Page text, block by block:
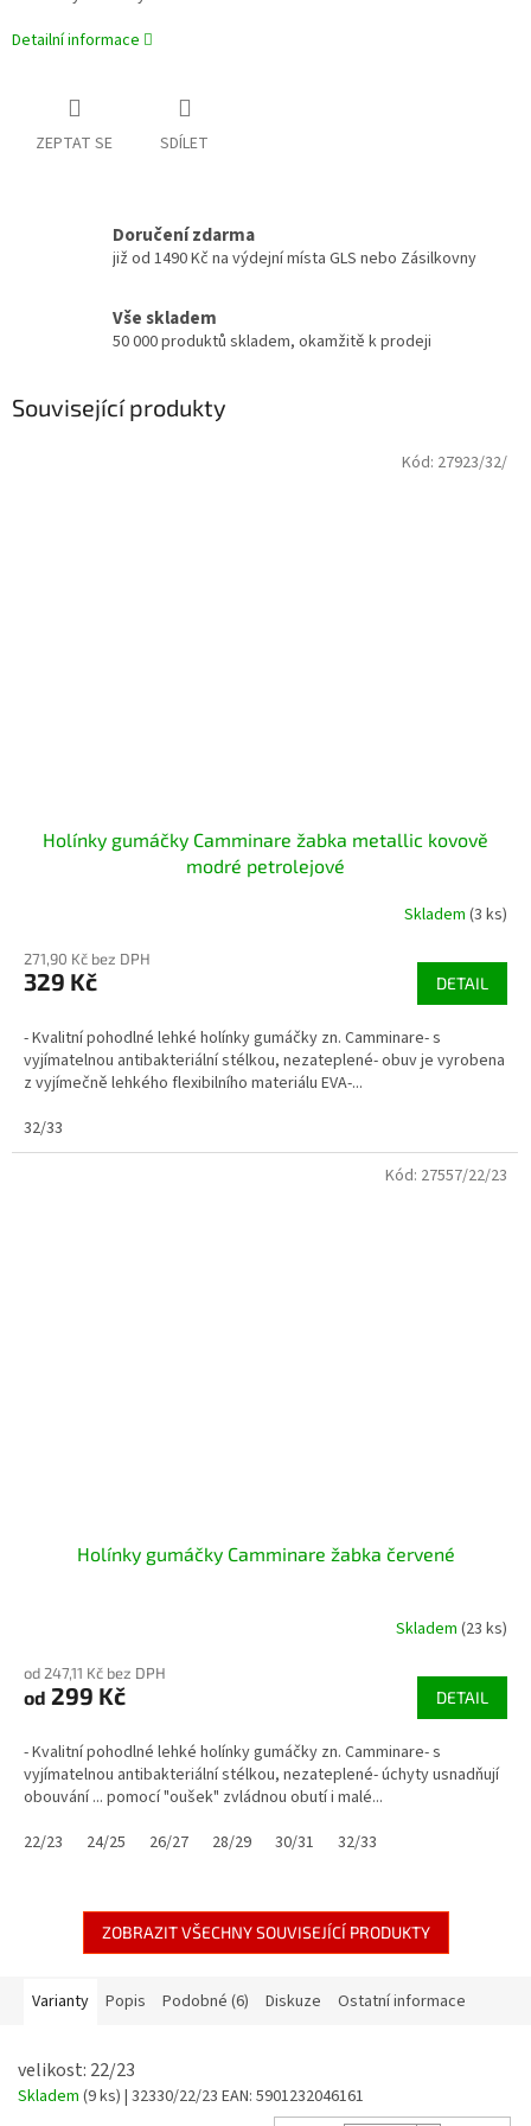
Detailní informace
ZEPTAT SE SDÍLET
Doručení zdarma
již od 1490 Kč na výdejní místa GLS nebo Zásilkovny
Vše skladem
50 000 produktů skladem, okamžitě k prodeji
Související produkty
Holínky gumáčky Camminare žabka metallic kovově
modré petrolejové
Skladem (3 ks)
271,90 Kč bez DPH
329 Kč DETAIL
- Kvalitní pohodlné lehké holínky gumáčky zn. Camminare- s
vyjímatelnou antibakteriální stélkou, nezateplené- obuv je vyrobena
z vyjímečně lehkého flexibilního materiálu EVA-...
32/33
Kód: 27923/32/
Holínky gumáčky Camminare žabka červené
Skladem (23 ks)
od 247,11 Kč bez DPH
od 299 Kč DETAIL
- Kvalitní pohodlné lehké holínky gumáčky zn. Camminare- s
vyjímatelnou antibakteriální stélkou, nezateplené- úchyty usnadňují
obouvání ... pomocí "oušek" zvládnou obutí i malé...
22/23
24/25 26/27 28/29 30/31 32/33
Kód: 27557/22/23
ZOBRAZIT VŠECHNY SOUVISEJÍCÍ PRODUKTY
Varianty Popis Podobné (6) Diskuze Ostatní informace
velikost: 22/23
Skladem (9 ks) | 32330/22/23 EAN: 5901232046161